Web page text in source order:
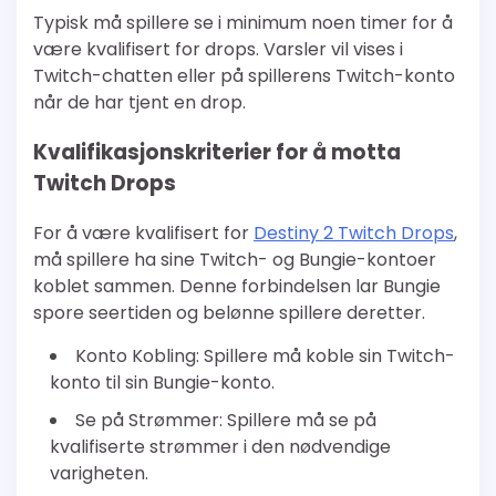
Typisk må spillere se i minimum noen timer for å
være kvalifisert for drops. Varsler vil vises i
Twitch-chatten eller på spillerens Twitch-konto
når de har tjent en drop.
Kvalifikasjonskriterier for å motta
Twitch Drops
For å være kvalifisert for Destiny 2 Twitch Drops,
må spillere ha sine Twitch- og Bungie-kontoer
koblet sammen. Denne forbindelsen lar Bungie
spore seertiden og belønne spillere deretter.
Konto Kobling: Spillere må koble sin Twitch-
konto til sin Bungie-konto.
Se på Strømmer: Spillere må se på
kvalifiserte strømmer i den nødvendige
varigheten.